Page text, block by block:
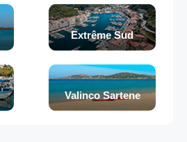
Extrême Sud
Valinco Sartene